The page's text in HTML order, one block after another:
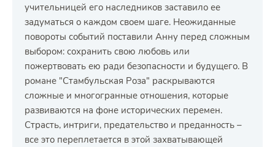
учительницей его наследников заставило ее
задуматься о каждом своем шаге. Неожиданные
повороты событий поставили Анну перед сложным
выбором: сохранить свою любовь или
пожертвовать ею ради безопасности и будущего. В
романе "Стамбульская Роза" раскрываются
сложные и многогранные отношения, которые
развиваются на фоне исторических перемен.
Страсть, интриги, предательство и преданность –
все это переплетается в этой захватывающей